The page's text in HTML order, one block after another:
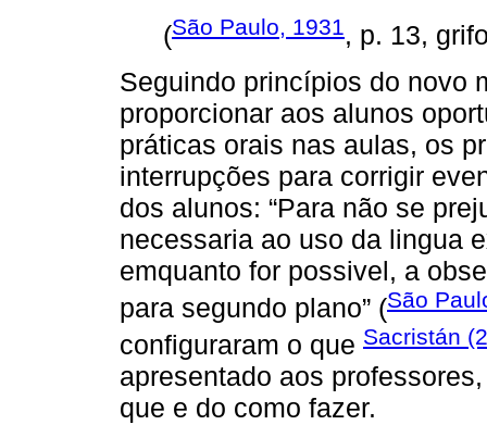
(São Paulo, 1931, p. 13,
Seguindo princípios do novo
proporcionar aos alunos
práticas orais nas aulas, os
interrupções para corrigir
dos alunos: “Para não se
necessaria ao uso da lingua
emquanto for possivel, a
para segundo plano” (São
configuraram o que Sacristán
apresentado aos
que e do como fazer.